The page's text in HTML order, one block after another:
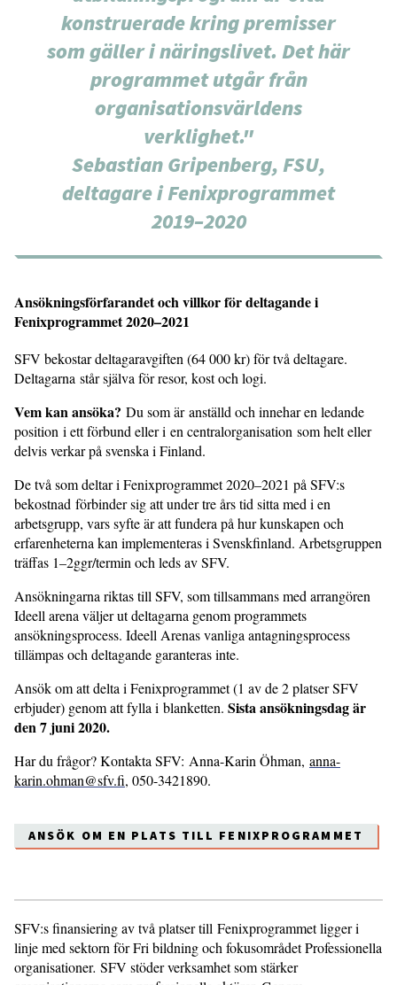
konstruerade kring premisser
som gäller i näringslivet. Det här
programmet utgår från
organisationsvärldens
verklighet."
Sebastian Gripenberg, FSU,
deltagare i Fenixprogrammet
2019–2020
Ansökningsförfarandet och villkor för deltagande i
Fenixprogrammet 2020–2021
SFV bekostar deltagaravgiften (64 000 kr) för två deltagare.
Deltagarna står själva för resor, kost och logi.
Vem kan ansöka? Du som är anställd och innehar en ledande
position i ett förbund eller i en centralorganisation som helt eller
delvis verkar på svenska i Finland.
De två som deltar i Fenixprogrammet 2020–2021 på SFV:s
bekostnad förbinder sig att under tre års tid sitta med i en
arbetsgrupp, vars syfte är att fundera på hur kunskapen och
erfarenheterna kan implementeras i Svenskfinland. Arbetsgruppen
träffas 1–2ggr/termin och leds av SFV.
Ansökningarna riktas till SFV, som tillsammans med arrangören
Ideell arena väljer ut deltagarna genom programmets
ansökningsprocess. Ideell Arenas vanliga antagningsprocess
tillämpas och deltagande garanteras inte.
Ansök om att delta i Fenixprogrammet (1 av de 2 platser SFV
erbjuder) genom att fylla i blanketten. Sista ansökningsdag är
den 7 juni 2020.
Har du frågor? Kontakta SFV: Anna-Karin Öhman, anna-
karin.ohman@sfv.fi, 050-3421890.
ANSÖK OM EN PLATS TILL FENIXPROGRAMMET
SFV:s finansiering av två platser till Fenixprogrammet ligger i
linje med sektorn för Fri bildning och fokusområdet Professionella
organisationer. SFV stöder verksamhet som stärker